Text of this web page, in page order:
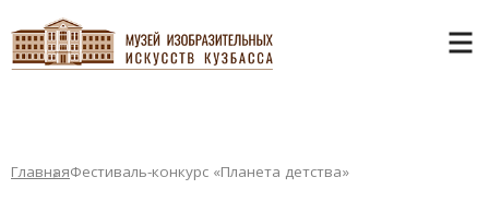
ГлавнаяФестиваль-конкурс «Планета детства»